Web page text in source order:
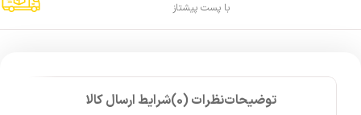
با پست پیشتاز
توضیحاتنظرات (0) شرایط ارسال کالا